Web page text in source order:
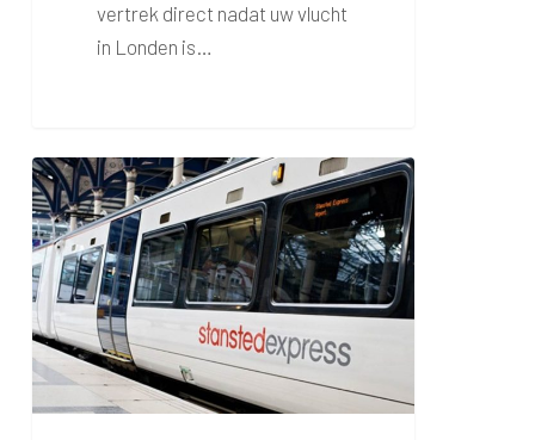
vertrek direct nadat uw vlucht
in Londen is…
Trein
Londen
Stansted
–
centrum